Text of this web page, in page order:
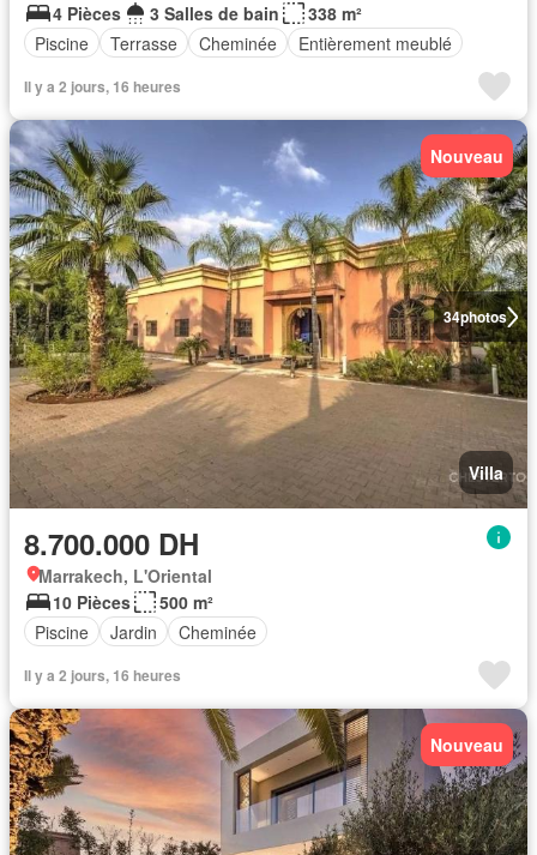
4 Pièces
3 Salles de bain
338 m²
Piscine
Terrasse Cheminée Entièrement meublé
Il y a 2 jours, 16 heures
34photos
Nouveau
Villa
8.700.000 DH
Marrakech, L'Oriental
10 Pièces
500 m²
Piscine
Jardin Cheminée
Il y a 2 jours, 16 heures
Nouveau